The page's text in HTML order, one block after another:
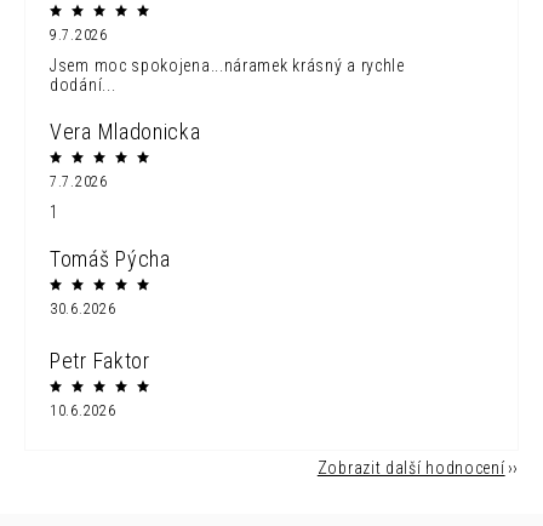
9.7.2026
Jsem moc spokojena...náramek krásný a rychle
dodání...
Vera Mladonicka
7.7.2026
1
Tomáš Pýcha
30.6.2026
Petr Faktor
10.6.2026
Zobrazit další hodnocení